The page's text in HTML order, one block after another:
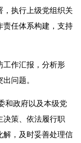
，执行上级党组织关
责任体系构建，支持
作汇报，分析形
问题。
政府以及本级党
决策、依法履行职
解，及时妥善处理信